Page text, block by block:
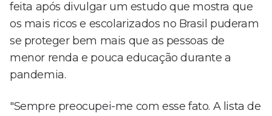
feita após divulgar um estudo que mostra que
os mais ricos e escolarizados no Brasil puderam
se proteger bem mais que as pessoas de
menor renda e pouca educação durante a
pandemia.
"Sempre preocupei-me com esse fato. A lista de